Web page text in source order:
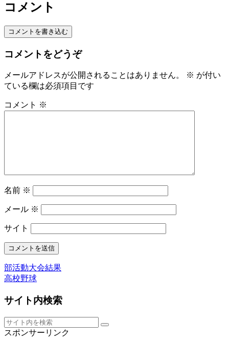
コメント
コメントを書き込む
コメントをどうぞ
メールアドレスが公開されることはありません。 ※ が付い
ている欄は必須項目です
コメント ※
名前 ※
メール ※
サイト
部活動大会結果
高校野球
サイト内検索
スポンサーリンク